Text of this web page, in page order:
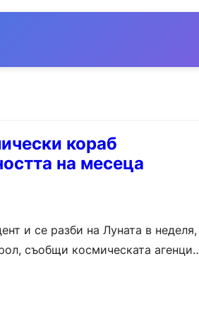
кораб
на месеца
и се разби на Луната в неделя,
съобщи космическата агенция